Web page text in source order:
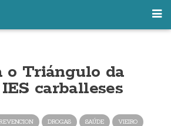
o Triángulo da
carballeses
DROGAS SAÚDE VIEIRO